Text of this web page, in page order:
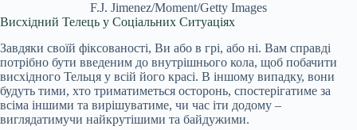
F.J. Jimenez/Moment/Getty Images
Висхідний Телець у Соціальних Ситуаціях
Завдяки своїй фіксованості, Ви або в грі, або ні. Вам справді
потрібно бути введеним до внутрішнього кола, щоб побачити
висхідного Тельця у всій його красі. В іншому випадку, вони
будуть тими, хто триматиметься осторонь, спостерігатиме за
всіма іншими та вирішуватиме, чи час іти додому –
виглядатимучи найкрутішими та байдужими.